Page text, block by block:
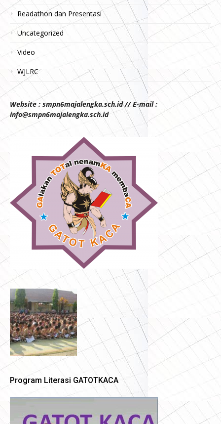
Readathon dan Presentasi
Uncategorized
Video
WJLRC
Website : smpn6majalengka.sch.id // E-mail :
info@smpn6majalengka.sch.id
Program Literasi GATOTKACA